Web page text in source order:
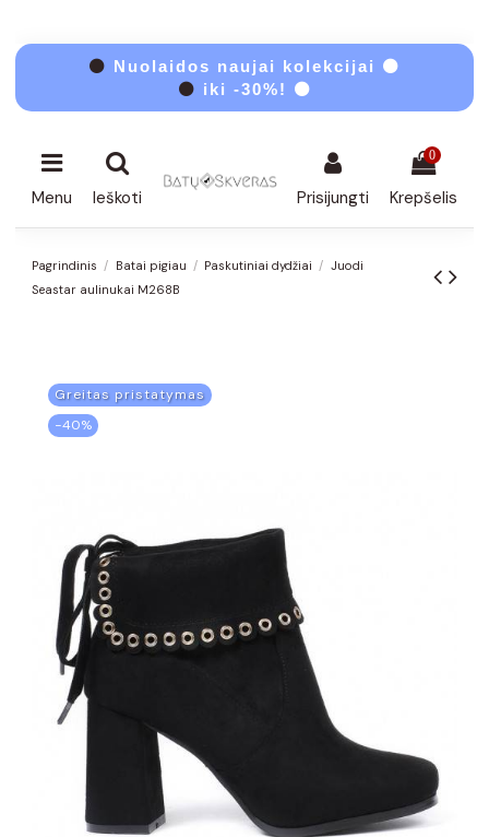
⚫ Nuolaidos naujai kolekcijai ⚫
⚫ iki -30%! ⚫
Menu Ieškoti Prisijungti
0
Krepšelis
Pagrindinis Batai pigiau Paskutiniai dydžiai
Juodi
Seastar aulinukai M268B
Greitas pristatymas
−40%